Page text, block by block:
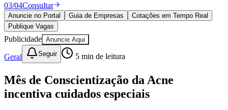
Cultura
Meio Ambiente
Obras
Educação
Bairros de Barueri
Selecione sua região Para notícias da sua região
AldeiaAldeia da SerraAldeia de BarueriAlphaville
03/04Consultar
Anuncie no Portal Guia de Empresas
Cotações em Tempo Real
Publique Vagas
Publicidade Anuncie Aqui
Geral Seguir 5 min de leitura
Mês de Conscientização da Acne
incentiva cuidados especiais